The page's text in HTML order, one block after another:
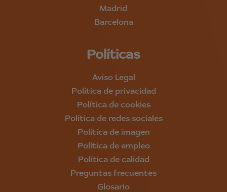
Madrid
Barcelona
Políticas
Aviso Legal
Política de privacidad
Política de cookies
Política de redes sociales
Política de imagen
Política de empleo
Política de calidad
Preguntas frecuentes
Glosario